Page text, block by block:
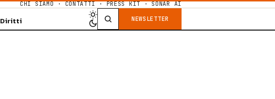
CHI SIAMO ·CONTATTI ·PRESS KIT ·SONAR AI
Diritti
NEWSLETTER